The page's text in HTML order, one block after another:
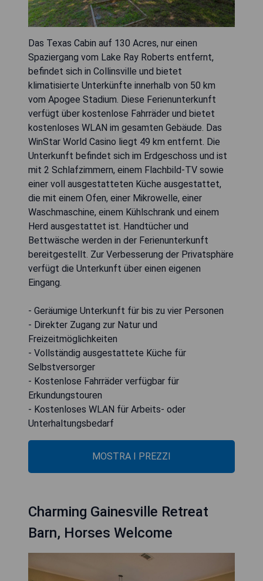
Das Texas Cabin auf 130 Acres, nur einen
Spaziergang vom Lake Ray Roberts entfernt,
befindet sich in Collinsville und bietet
klimatisierte Unterkünfte innerhalb von 50 km
vom Apogee Stadium. Diese Ferienunterkunft
verfügt über kostenlose Fahrräder und bietet
kostenloses WLAN im gesamten Gebäude. Das
WinStar World Casino liegt 49 km entfernt. Die
Unterkunft befindet sich im Erdgeschoss und ist
mit 2 Schlafzimmern, einem Flachbild-TV sowie
einer voll ausgestatteten Küche ausgestattet,
die mit einem Ofen, einer Mikrowelle, einer
Waschmaschine, einem Kühlschrank und einem
Herd ausgestattet ist. Handtücher und
Bettwäsche werden in der Ferienunterkunft
bereitgestellt. Zur Verbesserung der Privatsphäre
verfügt die Unterkunft über einen eigenen
Eingang.
- Geräumige Unterkunft für bis zu vier Personen
- Direkter Zugang zur Natur und
Freizeitmöglichkeiten
- Vollständig ausgestattete Küche für
Selbstversorger
- Kostenlose Fahrräder verfügbar für
Erkundungstouren
- Kostenloses WLAN für Arbeits- oder
Unterhaltungsbedarf
MOSTRA I PREZZI
Charming Gainesville Retreat
Barn, Horses Welcome